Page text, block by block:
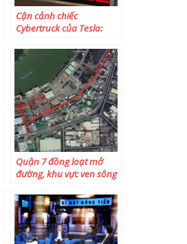
Cận cảnh chiếc
Cybertruck của Tesla:
còn không đồng nhất
Quận 7 đồng loạt mở
đường, khu vực ven sông
triển